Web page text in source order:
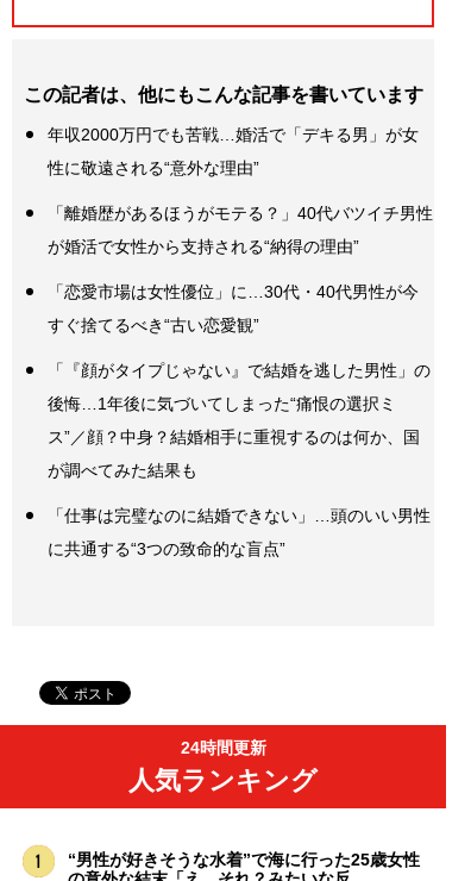
この記者は、他にもこんな記事を書いています
年収2000万円でも苦戦…婚活で「デキる男」が女
性に敬遠される“意外な理由”
「離婚歴があるほうがモテる？」40代バツイチ男性
が婚活で女性から支持される“納得の理由”
「恋愛市場は女性優位」に…30代・40代男性が今
すぐ捨てるべき“古い恋愛観”
「『顔がタイプじゃない』で結婚を逃した男性」の
後悔…1年後に気づいてしまった“痛恨の選択ミ
ス”／顔？中身？結婚相手に重視するのは何か、国
が調べてみた結果も
「仕事は完璧なのに結婚できない」…頭のいい男性
に共通する“3つの致命的な盲点”
24時間更新
人気ランキング
“男性が好きそうな水着”で海に行った25歳女性